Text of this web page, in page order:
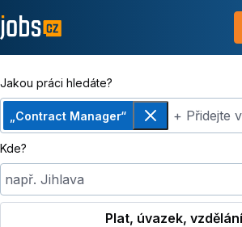
Jakou práci hledáte?
„Contract Manager“
Odebrat+ Přidejte
Kde?
např. Jihlava
Plat, úvazek,